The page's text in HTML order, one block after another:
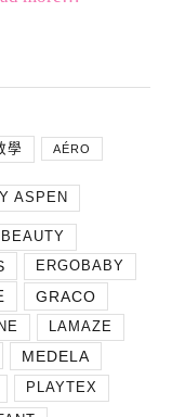
學 AÉRO
ASPEN
BEAUTY
ERGOBABY
GRACO
LAMAZE
MEDELA
PLAYTEX